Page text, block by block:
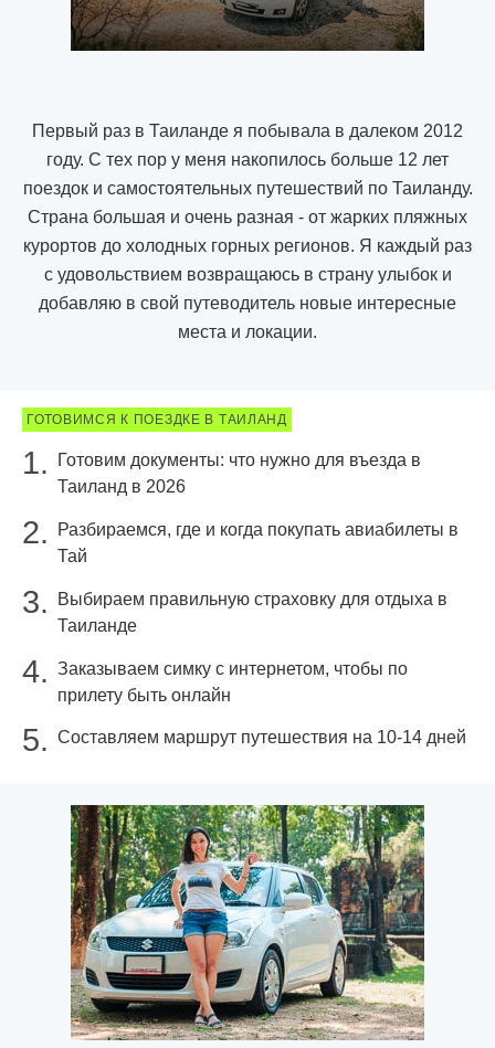
Первый раз в Таиланде я побывала в далеком 2012
году. С тех пор у меня накопилось больше 12 лет
поездок и самостоятельных путешествий по Таиланду.
Страна большая и очень разная - от жарких пляжных
курортов до холодных горных регионов. Я каждый раз
с удовольствием возвращаюсь в страну улыбок и
добавляю в свой путеводитель новые интересные
места и локации.
ГОТОВИМСЯ К ПОЕЗДКЕ В ТАИЛАНД
Готовим документы: что нужно для въезда в
Таиланд в 2026
Разбираемся, где и когда покупать авиабилеты в
Тай
Выбираем правильную страховку для отдыха в
Таиланде
Заказываем симку с интернетом, чтобы по
прилету быть онлайн
Составляем маршрут путешествия на 10-14 дней